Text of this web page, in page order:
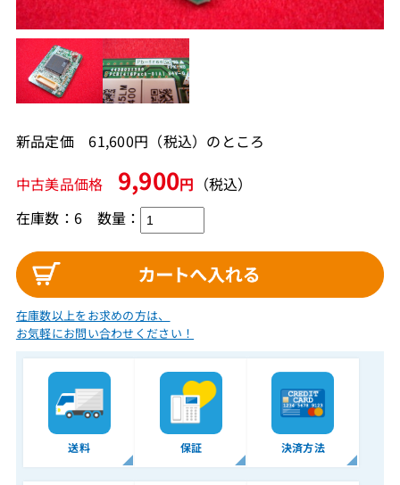
新品定価 61,600円（税込）のところ
中古美品価格 9,900円 （税込）
在庫数：6 数量：
在庫数以上をお求めの方は、
お気軽にお問い合わせください！
送料 保証 決済方法